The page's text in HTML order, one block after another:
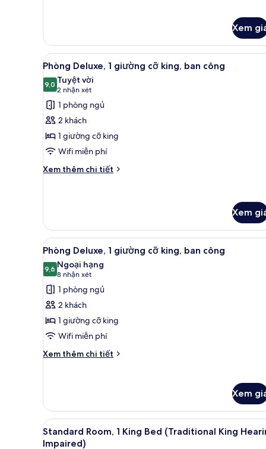
giường
cỡ
king
Xem
Xem
tất
cả
ảnh
Phòng
Deluxe,
1
giường
cỡ
Bộ trải giường bằng vải
5
Phòng Deluxe, 1 giường cỡ king, ban công
9,09,0 trên 10
Tuyệt vời
2 nhận xét
(2
nhận
xét)
1 phòng ngủ
2 khách
1 giường cỡ king
Wifi miễn phí
Xem thêm chi tiết
Chi
Deluxe,
giường
cỡ
king,
ban
công
Xem
Xem
tất
cả
ảnh
Phòng
Deluxe,
1
giường
cỡ
Bộ trải giường bằng vải
6
Phòng Deluxe, 1 giường cỡ king, ban công
9,69,6 trên 10
Ngoại hạng
8 nhận xét
(8
nhận
xét)
1 phòng ngủ
2 khách
1 giường cỡ king
Wifi miễn phí
Xem thêm chi tiết
Chi
Deluxe,
giường
cỡ
Xem
Xem
tất
Bộ trải giường bằng vải
10
Standard Room, 1 King Bed (Traditional King
Impaired)